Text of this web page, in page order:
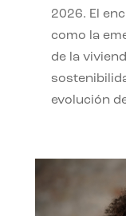
2026. El
como la
de la
evolución